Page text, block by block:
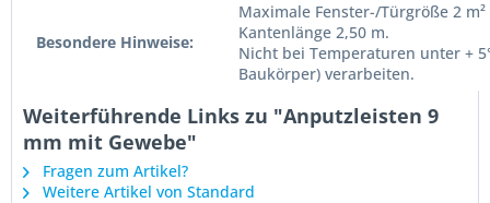
Besondere Hinweise:
Maximale Fenster-/Türgröße 2
Kantenlänge 2,50 m.
Nicht bei Temperaturen unter +
Baukörper) verarbeiten.
Weiterführende Links zu "Anputzleisten 9
mm mit Gewebe"
Fragen zum Artikel?
Weitere Artikel von Standard